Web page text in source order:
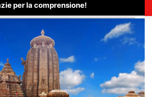
per la comprensione!